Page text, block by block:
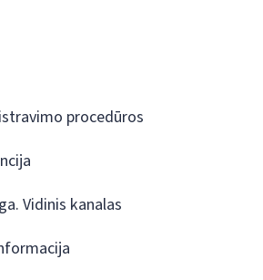
procedūros
Vidinis kanalas